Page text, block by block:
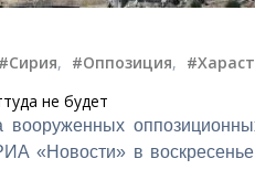
#Сирия, #Оппозиция,
не будет
«Новости» в воскресенье